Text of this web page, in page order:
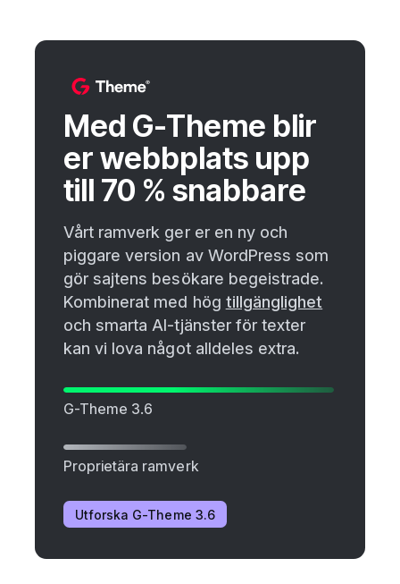
Med G-Theme blir
er webbplats upp
till 70 % snabbare
Vårt ramverk ger er en ny och
piggare version av WordPress som
gör sajtens besökare begeistrade.
Kombinerat med hög tillgänglighet
och smarta AI-tjänster för texter
kan vi lova något alldeles extra.
G-Theme 3.6
Proprietära ramverk
Utforska G-Theme 3.6